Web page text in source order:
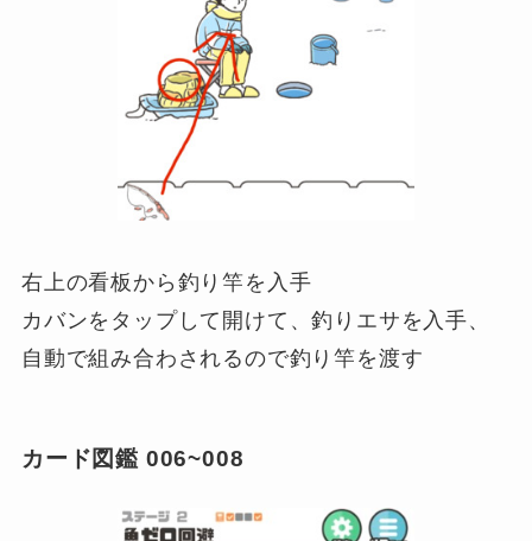
右上の看板から釣り竿を入手
カバンをタップして開けて、釣りエサを入手、
自動で組み合わされるので釣り竿を渡す
カード図鑑 006~008